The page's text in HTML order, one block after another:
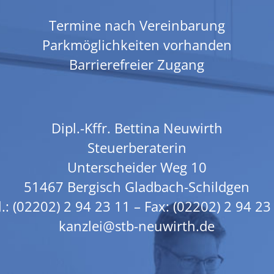
Termine nach Vereinbarung
Parkmöglichkeiten vorhanden
Barrierefreier Zugang
Dipl.-Kffr. Bettina Neuwirth
Steuerberaterin
Unterscheider Weg 10
51467 Bergisch Gladbach-Schildgen
(02202) 2 94 23 11 – Fax: (02202) 2 94
kanzlei@stb-neuwirth.de